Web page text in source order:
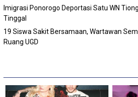
Imigrasi Ponorogo Deportasi Satu WN
Tinggal
19 Siswa Sakit Bersamaan, Wartawan
Ruang UGD